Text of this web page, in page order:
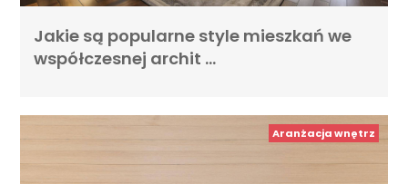
Jakie są popularne style mieszkań we
współczesnej archit …
Aranżacja wnętrz